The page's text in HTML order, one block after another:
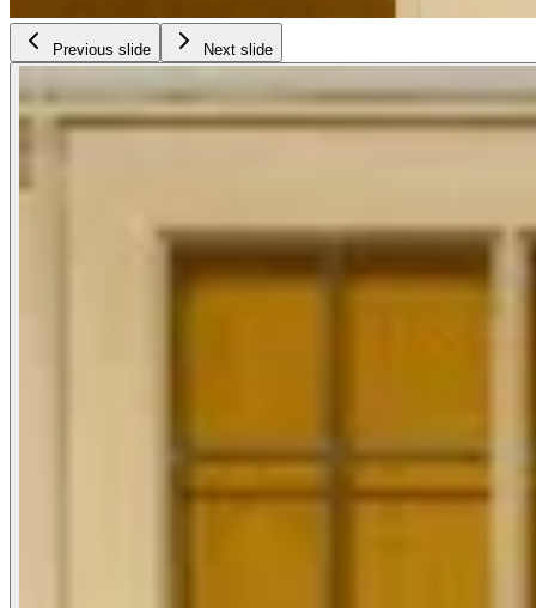
Previous slide Next slide